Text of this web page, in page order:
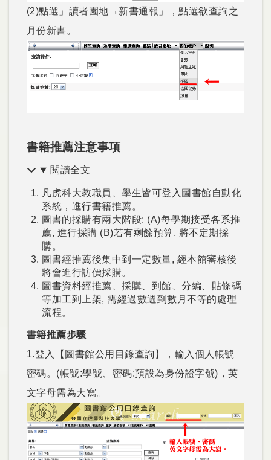
(2)點選」讀者園地→新書通報」，點選欲查詢之
月份新書。
書籍推薦注意事項
閱讀全文
凡虎科大教職員、學生皆可登入圖書館自動化
系統，進行書籍推薦。
圖書的採購有兩大階段: (A)每學期接受各系推
薦, 進行採購 (B)若有剩餘預算, 將不定期採
購。
圖書經推薦後集中到一定數量, 經本館審核後
將會進行訪價採購。
圖書資料經推薦、採購、到館、分編、貼條碼
等加工到上架, 需經過數週到數月不等的處理
流程。
書籍推薦步驟
1.登入【圖書館公用目錄查詢】，輸入個人帳號
密碼。(帳號:學號、密碼:預設為身份證字號)，英
文字母需為大寫。